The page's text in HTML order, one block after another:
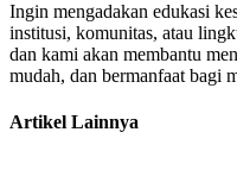
Ingin mengadakan edukasi
institusi, komunitas, atau
dan kami akan membantu
mudah, dan bermanfaat bagi
Artikel Lainnya